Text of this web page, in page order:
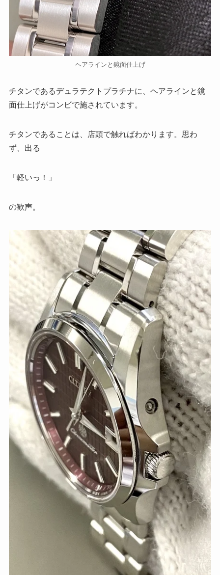
ヘアラインと鏡面仕上げ
チタンであるデュラテクトプラチナに、ヘアラインと鏡
面仕上げがコンビで施されています。
チタンであることは、店頭で触ればわかります。思わ
ず、出る
「軽いっ！」
の歓声。